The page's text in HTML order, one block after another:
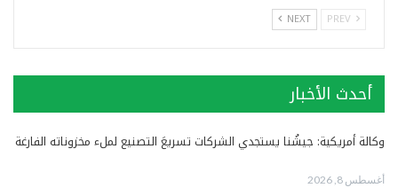
NEXT
أحدث الأخبار
وكالة أمريكية: جيشُنا يستجدي الشركات تسريعَ التصنيع لملء مخزوناته الفارغة
أغسطس 8, 2026